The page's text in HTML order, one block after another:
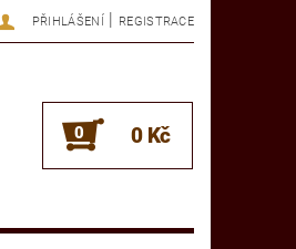
PŘIHLÁŠENÍ | REGISTRACE
0 0 Kč